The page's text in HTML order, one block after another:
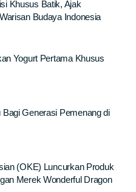
Khusus Batik, Ajak
Budaya Indonesia
Yogurt Pertama Khusus
Generasi Pemenang di
(OKE) Luncurkan Produk
Merek Wonderful Dragon